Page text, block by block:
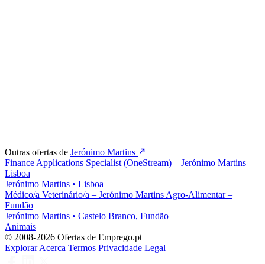
Outras ofertas de Jerónimo Martins
Finance Applications Specialist (OneStream) – Jerónimo Martins –
Lisboa
Jerónimo Martins • Lisboa
Médico/a Veterinário/a – Jerónimo Martins Agro-Alimentar –
Fundão
Jerónimo Martins • Castelo Branco, Fundão
Animais
© 2008-2026 Ofertas de Emprego.pt
ExplorarAcerca Termos Privacidade Legal